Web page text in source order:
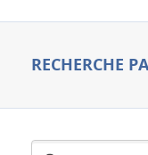
RECHERCHE